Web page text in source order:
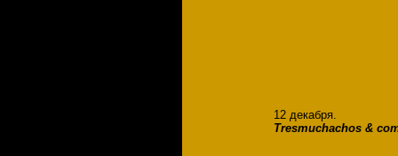
12 декабря.
Tresmuchachos &